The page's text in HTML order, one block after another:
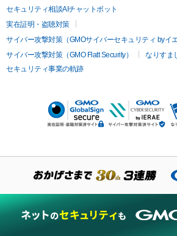
セキュリティ相談AIチャットボット
実在証明・盗聴対策
サイバー攻撃対策（GMOサイバーセキュリティ byイエ
サイバー攻撃対策（GMO Flatt Security）
なりすま
セキュリティ事業の軌跡